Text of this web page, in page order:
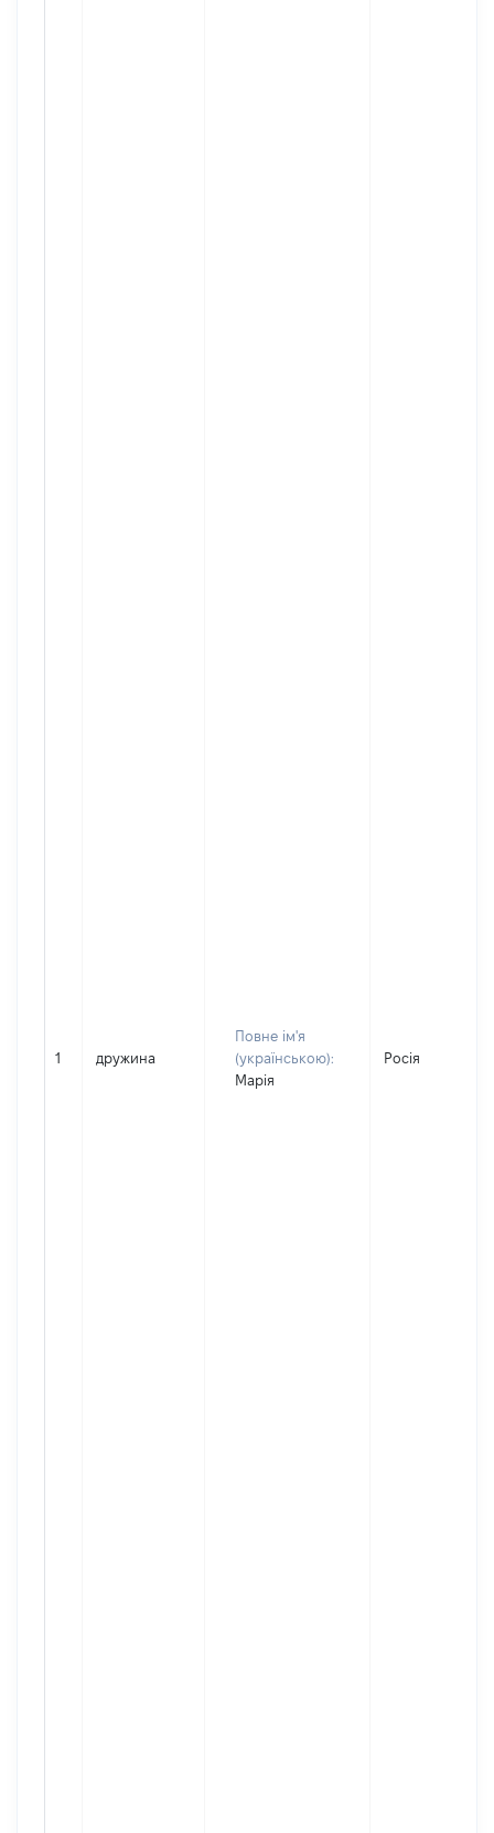
1 дружина
Повне ім'я
(українською):
Марія
Росія